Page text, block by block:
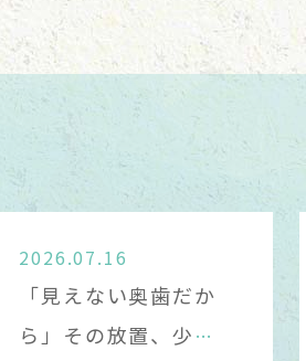
日(水）、24日(水）休診
日(木）、25日(木）、が診
すが、宜しくお願い致します
、23日（祝）は休診となり
2026.07.16
「見えない奥歯だか
ら」その放置、少 …